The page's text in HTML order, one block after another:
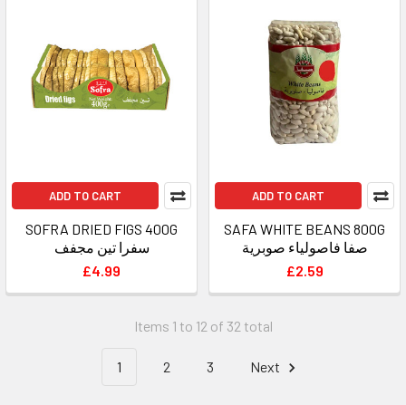
ADD TO CART
SOFRA DRIED FIGS 400G
سفرا تين مجفف
£4.99
ADD TO CART
SAFA WHITE BEANS 800G
صفا فاصولياء صوبرية
£2.59
Items 1 to 12 of 32 total
1 2 3 Next